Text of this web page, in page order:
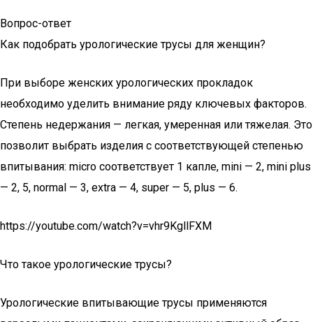
Вопрос-ответ
Как подобрать урологические трусы для женщин?
При выборе женских урологических прокладок
необходимо уделить внимание ряду ключевых факторов.
Степень недержания — легкая, умеренная или тяжелая. Это
позволит выбрать изделия с соответствующей степенью
впитывания: micro соответствует 1 капле, mini — 2, mini plus
— 2, 5, normal — 3, extra — 4, super — 5, plus — 6.
https://youtube.com/watch?v=vhr9KgllFXM
Что такое урологические трусы?
Урологические впитывающие трусы применяются